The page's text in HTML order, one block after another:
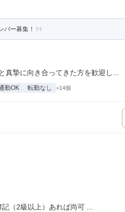
バー募集！
摯に向き合ってきた方を歓迎し...
勤OK 転勤なし +14個
（2級以上）あれば尚可 ...